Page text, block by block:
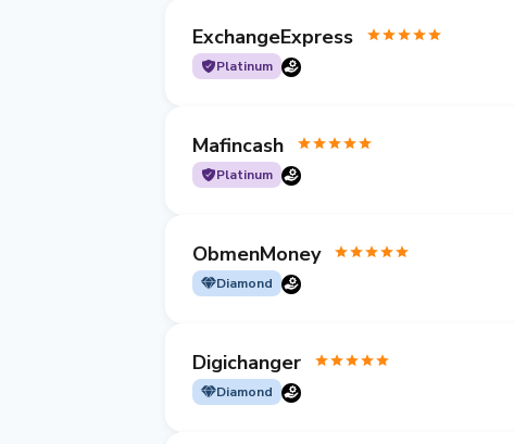
ExchangeExpress
Platinum
Mafincash
Platinum
ObmenMoney
Diamond
Digichanger
Diamond